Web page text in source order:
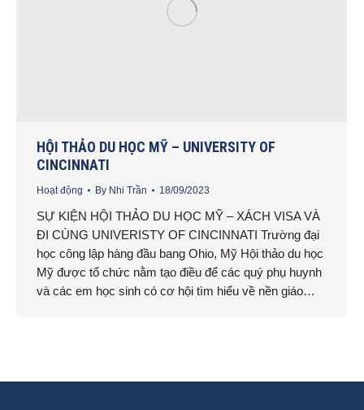
HỘI THẢO DU HỌC MỸ – UNIVERSITY OF
CINCINNATI
Hoạt động By Nhi Trần 18/09/2023
SỰ KIỆN HỘI THẢO DU HỌC MỸ – XÁCH VISA VÀ
ĐI CÙNG UNIVERISTY OF CINCINNATI Trường đại
học công lập hàng đầu bang Ohio, Mỹ Hội thảo du học
Mỹ được tổ chức nằm tạo điều để các quý phụ huynh
và các em học sinh có cơ hội tìm hiểu về nền giáo…